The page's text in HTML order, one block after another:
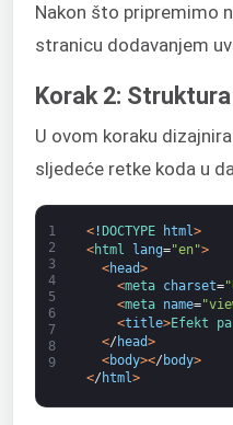
Nakon što pripremimo
stranicu dodavanjem
Korak 2:
U ovom koraku
sljedeće retke koda u
1
2
3
4
5
6
7
8
9
<! DOCTYPE html>
<html lang="en">
<head>
<meta charset=
<meta name=
<title>Efekt
</ head>
<body></ body>
</ html>